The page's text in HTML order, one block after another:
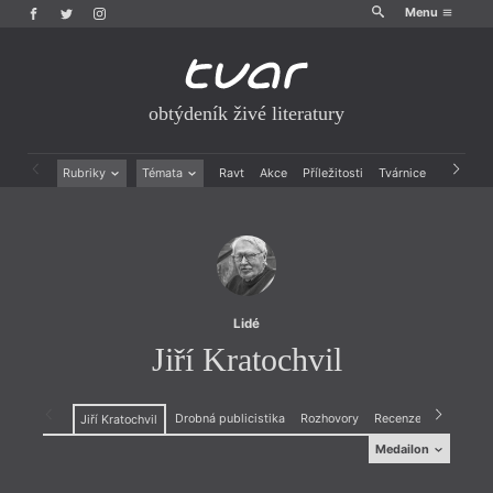
Menu
obtýdeník živé literatury
Rubriky Témata Ravt Akce Příležitosti Tvárnice Archiv
Lidé
Jiří Kratochvil
Jiří Kratochvil Drobná publicistika Rozhovory Recenze a reflexe
Medailon